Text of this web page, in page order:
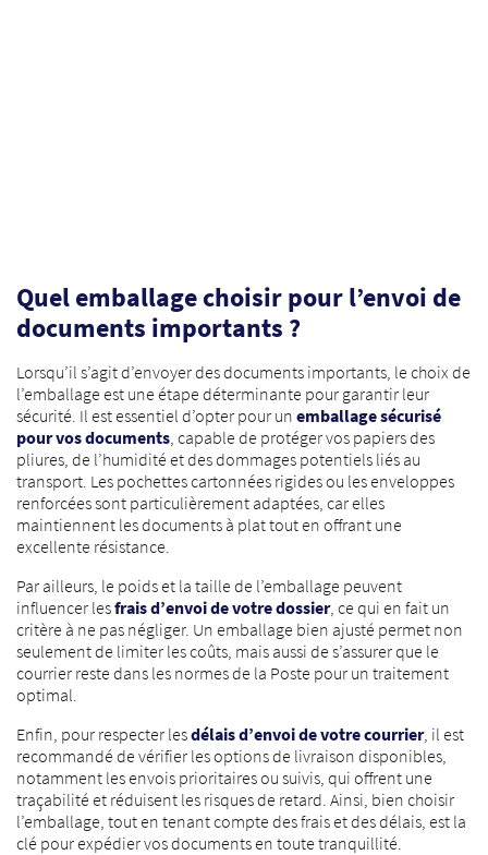
Quel emballage choisir pour l’envoi de
documents importants ?
Lorsqu’il s’agit d’envoyer des documents importants, le choix de
l’emballage est une étape déterminante pour garantir leur
sécurité. Il est essentiel d’opter pour un emballage sécurisé
pour vos documents, capable de protéger vos papiers des
pliures, de l’humidité et des dommages potentiels liés au
transport. Les pochettes cartonnées rigides ou les enveloppes
renforcées sont particulièrement adaptées, car elles
maintiennent les documents à plat tout en offrant une
excellente résistance.
Par ailleurs, le poids et la taille de l’emballage peuvent
influencer lesfrais d’envoi de votre dossier, ce qui en fait un
critère à ne pas négliger. Un emballage bien ajusté permet non
seulement de limiter les coûts, mais aussi de s’assurer que le
courrier reste dans les normes de la Poste pour un traitement
optimal.
Enfin, pour respecter lesdélais d’envoi de votre courrier, il est
recommandé de vérifier les options de livraison disponibles,
notamment les envois prioritaires ou suivis, qui offrent une
traçabilité et réduisent les risques de retard. Ainsi, bien choisir
l’emballage, tout en tenant compte des frais et des délais, est la
clé pour expédier vos documents en toute tranquillité.